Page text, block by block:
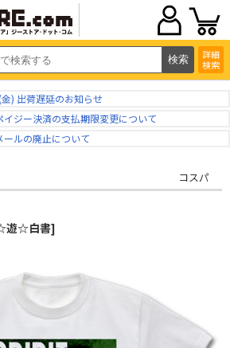
詳細
検索
) 出荷遅延のお知らせ
イジー決済の支払期限変更について
ールの廃止について
コスパ
遊☆白書]